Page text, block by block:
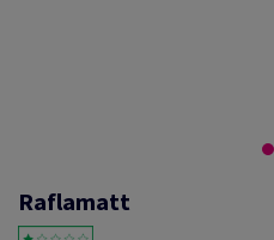
Raflamatt